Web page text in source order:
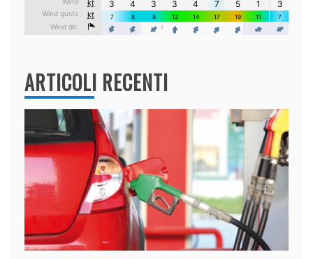
ARTICOLI RECENTI